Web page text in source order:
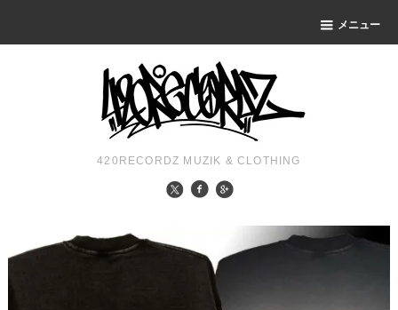
メニュー
420RECORDZ MUZIK & CLOTHING